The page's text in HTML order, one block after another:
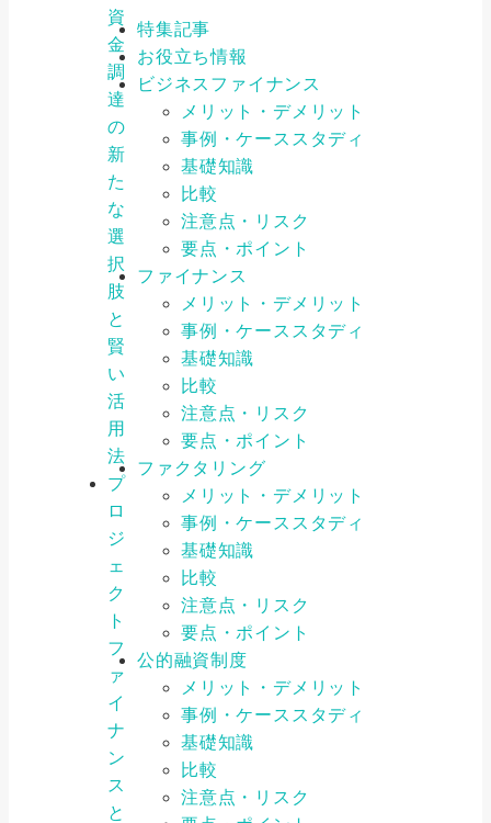
資
金
調
達
の
新
た
な
選
択
肢
と
賢
い
活
用
法
プ
ロ
ジ
ェ
ク
ト
フ
ァ
イ
ナ
ン
ス
と
特集記事
お役立ち情報
ビジネスファイナンス
メリット・デメリット
事例・ケーススタディ
基礎知識
比較
注意点・リスク
要点・ポイント
ファイナンス
メリット・デメリット
事例・ケーススタディ
基礎知識
比較
注意点・リスク
要点・ポイント
ファクタリング
メリット・デメリット
事例・ケーススタディ
基礎知識
比較
注意点・リスク
要点・ポイント
公的融資制度
メリット・デメリット
事例・ケーススタディ
基礎知識
比較
注意点・リスク